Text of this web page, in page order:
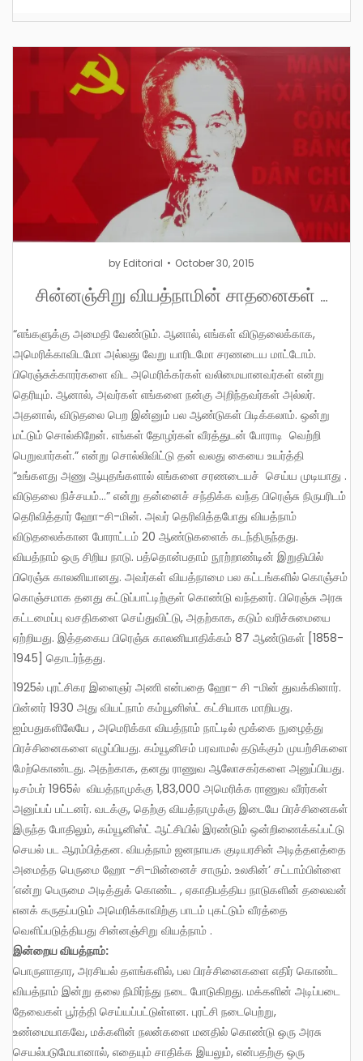
by Editorial October 30, 2015
​சின்னஞ்சிறு ​வியத்நாமின் சாதனைகள் …
“எங்களுக்கு அமைதி வேண்டும். ஆனால், எங்கள் விடுதலைக்காக,
அமெரிக்காவிடமோ அல்லது வேறு யாரிடமோ சரணடைய மாட்டோம்.
பிரெஞ்சுக்காரர்களை விட அமெரிக்கர்கள் வலிமையானவர்கள் என்று
தெரியும். ஆனால், அவர்கள் எங்களை நன்கு அறிந்தவர்கள் அல்லர்.
அதனால், விடுதலை பெற இன்னும் பல ஆண்டுகள் பிடிக்கலாம். ஒன்று
மட்டும் சொல்கிறேன். எங்கள் தோழர்கள் வீரத்துடன் போராடி வெற்றி
பெறுவார்கள்.” என்று சொல்லிவிட்டு தன் வலது கையை உயர்த்தி
“உங்களது அணு ஆயுதங்களால் எங்களை சரணடையச் செய்ய முடியாது .
விடுதலை நிச்சயம்…” என்று தன்னைச் சந்திக்க வந்த பிரெஞ்சு நிருபரிடம்
தெரிவித்தார் ஹோ-சி-மின். அவர் தெரிவித்தபோது வியத்நாம்
விடுதலைக்கான போராட்டம் 20 ஆண்டுகளைக் கடந்திருந்தது.
வியத்நாம் ஒரு சிறிய நாடு. பத்தொன்பதாம் நூற்றாண்டின் இறுதியில்
பிரெஞ்சு காலனியானது. அவர்கள் வியத்நாமை பல கட்டங்களில் கொஞ்சம்
கொஞ்சமாக தனது கட்டுப்பாட்டிற்குள் கொண்டு வந்தனர். பிரெஞ்சு அரசு
கட்டமைப்பு வசதிகளை செய்துவிட்டு, அதற்காக, கடும் வரிச்சுமையை
ஏற்றியது. இத்தகைய பிரெஞ்சு காலனியாதிக்கம் 87 ஆண்டுகள் [1858-
1945] தொடர்ந்தது.
1925ல் புரட்சிகர இளைஞர் அணி என்பதை ஹோ- சி -மின் துவக்கினார்.
பின்னர் 1930 அது வியட்நாம் கம்யூனிஸ்ட் கட்சியாக மாறியது.
ஐம்பதுகளிலேயே , அமெரிக்கா வியத்நாம் நாட்டில் மூக்கை நுழைத்து
பிரச்சினைகளை எழுப்பியது. கம்யூனிசம் பரவாமல் தடுக்கும் முயற்சிகளை
மேற்கொண்டது. அதற்காக, தனது ராணுவ ஆலோசகர்களை அனுப்பியது.
டிசம்பர் 1965ல் வியத்நாமுக்கு 1,83,000 அமெரிக்க ராணுவ வீரர்கள்
அனுப்பப் பட்டனர். வடக்கு, தெற்கு வியத்நாமுக்கு இடையே பிரச்சினைகள்
இருந்த போதிலும், கம்யூனிஸ்ட் ஆட்சியில் இரண்டும் ஒன்றிணைக்கப்பட்டு
செயல் பட ஆரம்பித்தன. வியத்நாம் ஜனநாயக குடியரசின் அடித்தளத்தை
அமைத்த பெருமை ஹோ -சி-மின்னைச் சாரும். உலகின்’ சட்டாம்பிள்ளை
‘என்று பெருமை அடித்துக் கொண்ட , ஏகாதிபத்திய நாடுகளின் தலைவன்
எனக் கருதப்படும் அமெரிக்காவிற்கு பாடம் புகட்டும் வீரத்தை
வெளிப்படுத்தியது சின்னஞ்சிறு வியத்நாம் .
இன்றையவியத்நாம்:
பொருளாதார, அரசியல் தளங்களில், பல பிரச்சினைகளை எதிர் கொண்ட
வியத்நாம் இன்று தலை நிமிர்ந்து நடை போடுகிறது. மக்களின் அடிப்படை
தேவைகள் பூர்த்தி செய்யப்பட்டுள்ளன. புரட்சி நடைபெற்று,
உண்மையாகவே, மக்களின் நலன்களை மனதில் கொண்டு ஒரு அரசு
செயல்படுமேயானால், எதையும் சாதிக்க இயலும், என்பதற்கு ஒரு